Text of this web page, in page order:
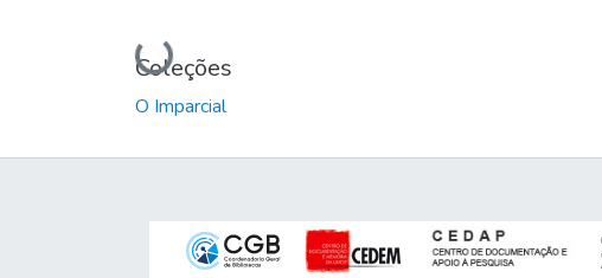
Carregando...
Coleções
O Imparcial